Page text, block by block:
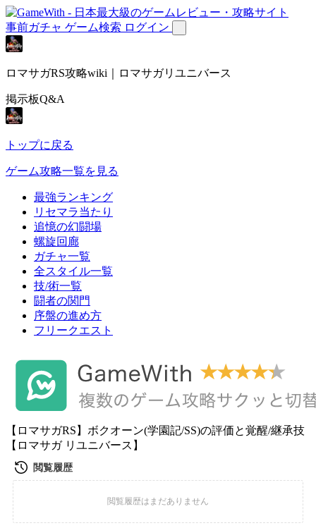
事前ガチャ ゲーム検索 ログイン
ロマサガRS攻略wiki｜ロマサガリユニバース
掲示板Q&A
トップに戻る
ゲーム攻略一覧を見る
最強ランキング
リセマラ当たり
追憶の幻闘場
螺旋回廊
ガチャ一覧
全スタイル一覧
技/術一覧
闘者の関門
序盤の進め方
フリークエスト
【ロマサガRS】ボクオーン(学園記/SS)の評価と覚醒/継承技
【ロマサガ リユニバース】